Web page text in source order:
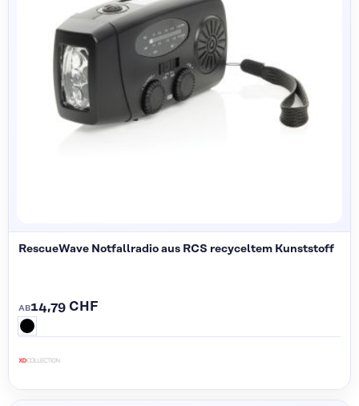
RescueWave Notfallradio aus RCS recyceltem Kunststoff
AB14,79 CHF